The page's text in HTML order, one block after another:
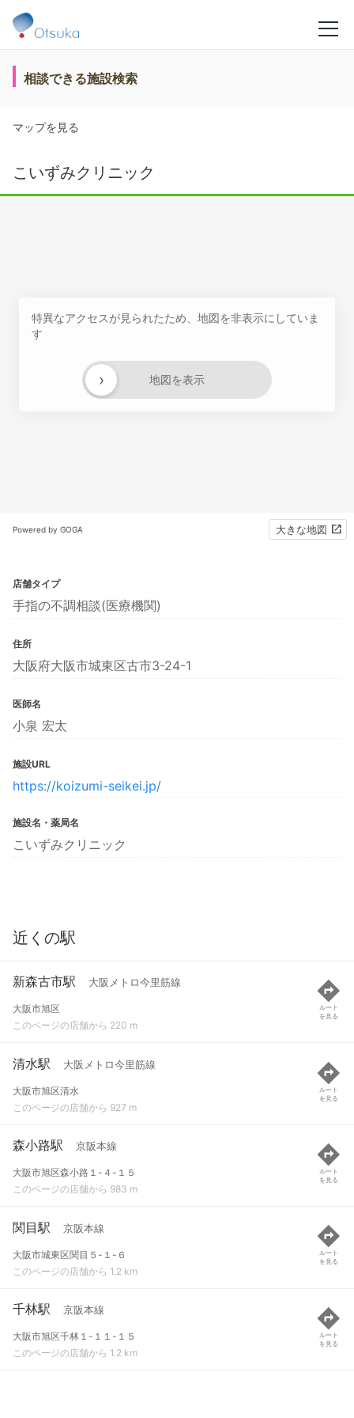
相談できる施設検索
マップを見る
こいずみクリニック
特異なアクセスが見られたため、地図を非表示にしていま
す
地図を表示
›
Powered by GOGA 大きな地図
店舗タイプ
手指の不調相談(医療機関)
住所
大阪府大阪市城東区古市3-24-1
医師名
小泉 宏太
施設URL
https://koizumi-seikei.jp/
施設名・薬局名
こいずみクリニック
近くの駅
新森古市駅 大阪メトロ今里筋線
大阪市旭区
このページの店舗から 220 m
ルート
を見る
清水駅 大阪メトロ今里筋線
大阪市旭区清水
このページの店舗から 927 m
ルート
を見る
森小路駅 京阪本線
大阪市旭区森小路１-４-１５
このページの店舗から 983 m
ルート
を見る
関目駅 京阪本線
大阪市城東区関目５-１-６
このページの店舗から 1.2 km
ルート
を見る
千林駅 京阪本線
大阪市旭区千林１-１１-１５
このページの店舗から 1.2 km
ルート
を見る